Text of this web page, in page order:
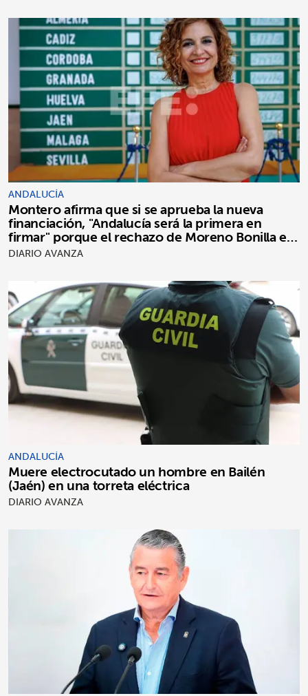
ANDALUCÍA
Montero afirma que si se aprueba la nueva
financiación, "Andalucía será la primera en
firmar" porque el rechazo de Moreno Bonilla es
"puro postureo"
DIARIO AVANZA
ANDALUCÍA
Muere electrocutado un hombre en Bailén
(Jaén) en una torreta eléctrica
DIARIO AVANZA